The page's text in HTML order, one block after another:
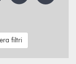
filtri